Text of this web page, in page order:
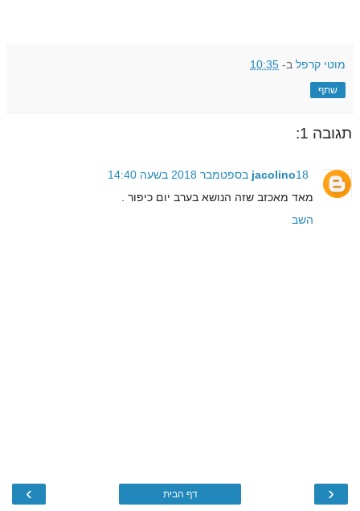
מוטי קרפל ב- 10:35
שתף
תגובה 1:
jacolino18 בספטמבר 2018 בשעה 14:40
מאד מאכזב שזה הנושא בערב יום כיפור .
השב
‹
› דף הבית